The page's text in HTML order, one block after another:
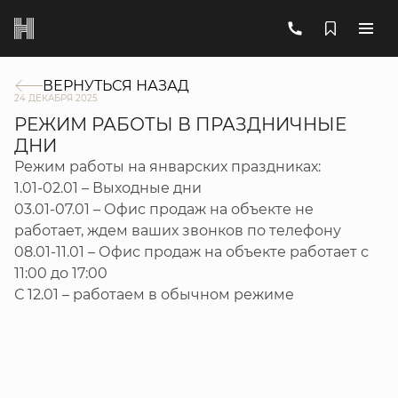
ВЕРНУТЬСЯ НАЗАД
24 ДЕКАБРЯ 2025
РЕЖИМ РАБОТЫ В ПРАЗДНИЧНЫЕ
ДНИ
Режим работы на январских праздниках:
1.01-02.01 – Выходные дни
03.01-07.01 – Офис продаж на объекте не
работает, ждем ваших звонков по телефону
08.01-11.01 – Офис продаж на объекте работает с
11:00 до 17:00
С 12.01 – работаем в обычном режиме